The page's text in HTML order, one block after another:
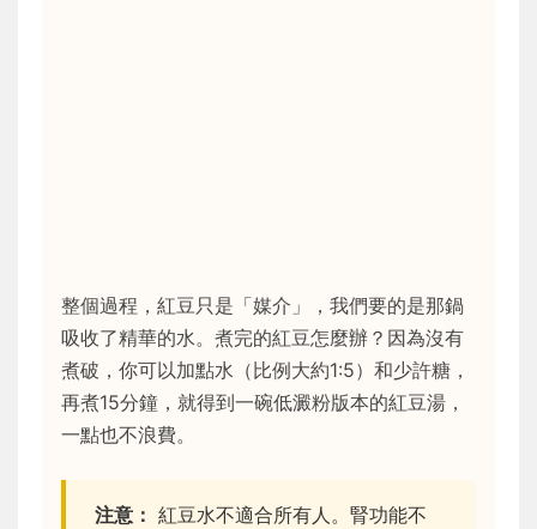
整個過程，紅豆只是「媒介」，我們要的是那鍋
吸收了精華的水。煮完的紅豆怎麼辦？因為沒有
煮破，你可以加點水（比例大約1:5）和少許糖，
再煮15分鐘，就得到一碗低澱粉版本的紅豆湯，
一點也不浪費。
注意： 紅豆水不適合所有人。腎功能不